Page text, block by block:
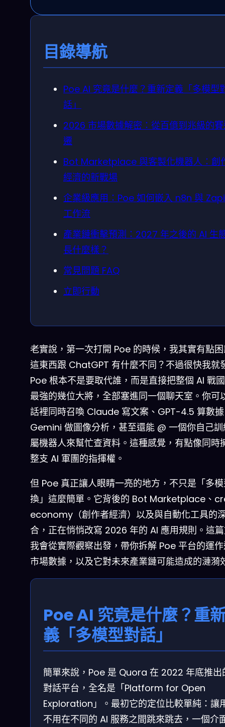
目錄導航
Poe AI 究竟是什麼？重新定義「多模型
話」
2026 市場數據解密：從百億到兆級的
遷
Bot Marketplace 與客製化機器人：創
經濟的新戰場
企業級應用：Poe 如何嵌入 n8n 與
工作流
產業鏈衝擊預測：2027 年之後的 AI 生
長什麼樣？
常見問題 FAQ
立即行動
老實說，第一次打開 Poe 的時候，我其實有點
這東西跟 ChatGPT 有什麼不同？不過很快我就
Poe 根本不是要取代誰，而是直接把整個 AI 戰
最強的幾位大將，全部塞進同一個聊天室。你可
話裡同時召喚 Claude 寫文案、GPT-4.5 算數
Gemini 做圖像分析，甚至還能 @ 一個你自己
屬機器人來幫忙查資料。這種感覺，有點像同時
整支 AI 軍團的指揮權。
但 Poe 真正讓人眼睛一亮的地方，不只是「多
換」這麼簡單。它背後的 Bot Marketplace、
economy（創作者經濟）以及與自動化工具的
合，正在悄悄改寫 2026 年的 AI 應用規則。這
我會從實際觀察出發，帶你拆解 Poe 平台的運
市場數據，以及它對未來產業鏈可能造成的漣漪
Poe AI 究竟是什麼？重
義「多模型對話」
簡單來說，Poe 是 Quora 在 2022 年底推出
對話平台，全名是「Platform for Open
Exploration」。最初它的定位比較單純：讓
不用在不同的 AI 服務之間跳來跳去，一個介